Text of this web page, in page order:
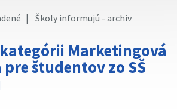
Školy informujú - archiv
Marketingová
študentov zo SŠ